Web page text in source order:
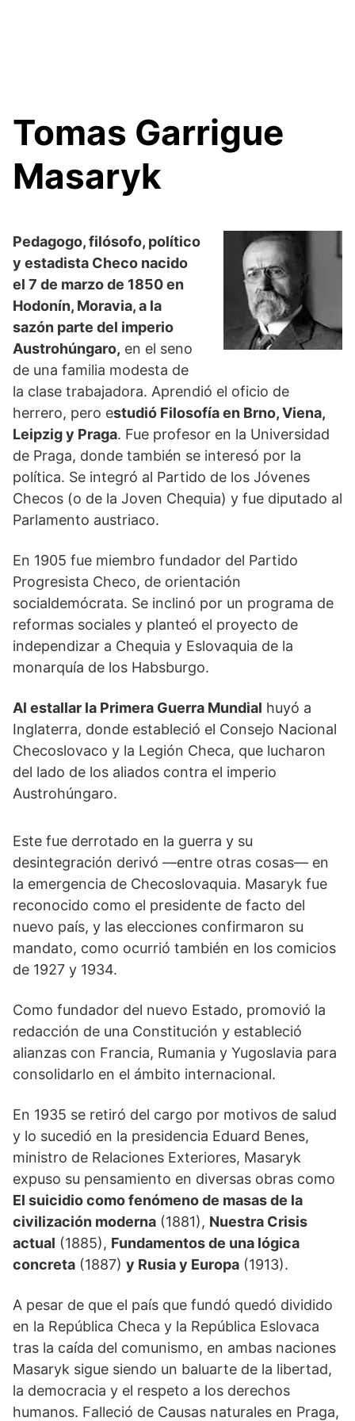
Tomas Garrigue
Masaryk
Pedagogo, filósofo, político
y estadista Checo nacido
el 7 de marzo de 1850 en
Hodonín, Moravia, a la
sazón parte del imperio
Austrohúngaro, en el seno
de una familia modesta de
la clase trabajadora. Aprendió el oficio de
herrero, pero estudió Filosofía en Brno, Viena,
Leipzig y Praga. Fue profesor en la Universidad
de Praga, donde también se interesó por la
política. Se integró al Partido de los Jóvenes
Checos (o de la Joven Chequia) y fue diputado al
Parlamento austriaco.
En 1905 fue miembro fundador del Partido
Progresista Checo, de orientación
socialdemócrata. Se inclinó por un programa de
reformas sociales y planteó el proyecto de
independizar a Chequia y Eslovaquia de la
monarquía de los Habsburgo.
Al estallar la Primera Guerra Mundial huyó a
Inglaterra, donde estableció el Consejo Nacional
Checoslovaco y la Legión Checa, que lucharon
del lado de los aliados contra el imperio
Austrohúngaro.
Este fue derrotado en la guerra y su
desintegración derivó —entre otras cosas— en
la emergencia de Checoslovaquia. Masaryk fue
reconocido como el presidente de facto del
nuevo país, y las elecciones confirmaron su
mandato, como ocurrió también en los comicios
de 1927 y 1934.
Como fundador del nuevo Estado, promovió la
redacción de una Constitución y estableció
alianzas con Francia, Rumania y Yugoslavia para
consolidarlo en el ámbito internacional.
En 1935 se retiró del cargo por motivos de salud
y lo sucedió en la presidencia Eduard Benes,
ministro de Relaciones Exteriores, Masaryk
expuso su pensamiento en diversas obras como
El suicidio como fenómeno de masas de la
civilización moderna (1881), Nuestra Crisis
actual (1885), Fundamentos de una lógica
concreta (1887) y Rusia y Europa (1913).
A pesar de que el país que fundó quedó dividido
en la República Checa y la República Eslovaca
tras la caída del comunismo, en ambas naciones
Masaryk sigue siendo un baluarte de la libertad,
la democracia y el respeto a los derechos
humanos. Falleció de Causas naturales en Praga,